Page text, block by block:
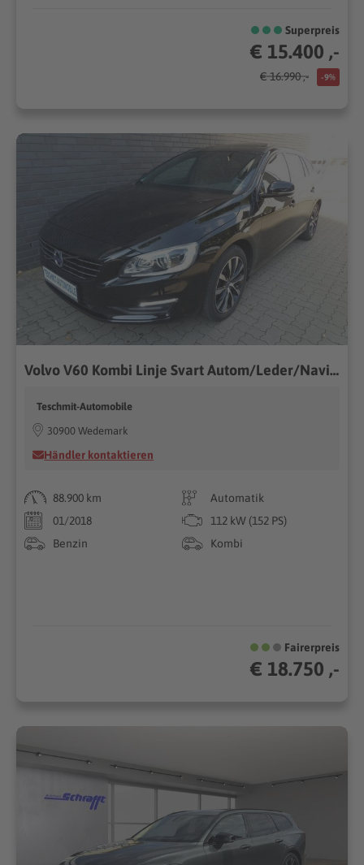
Superpreis
€ 15.400 ,-
€ 16.990 ,- -9%
Volvo V60 Kombi Linje Svart Autom/Leder/Navi/PDC/AHK
Teschmit-Automobile
30900 Wedemark
Händler kontaktieren
88.900 km
Automatik
01/2018
112 kW (152 PS)
Benzin
Kombi
Fairerpreis
€ 18.750 ,-